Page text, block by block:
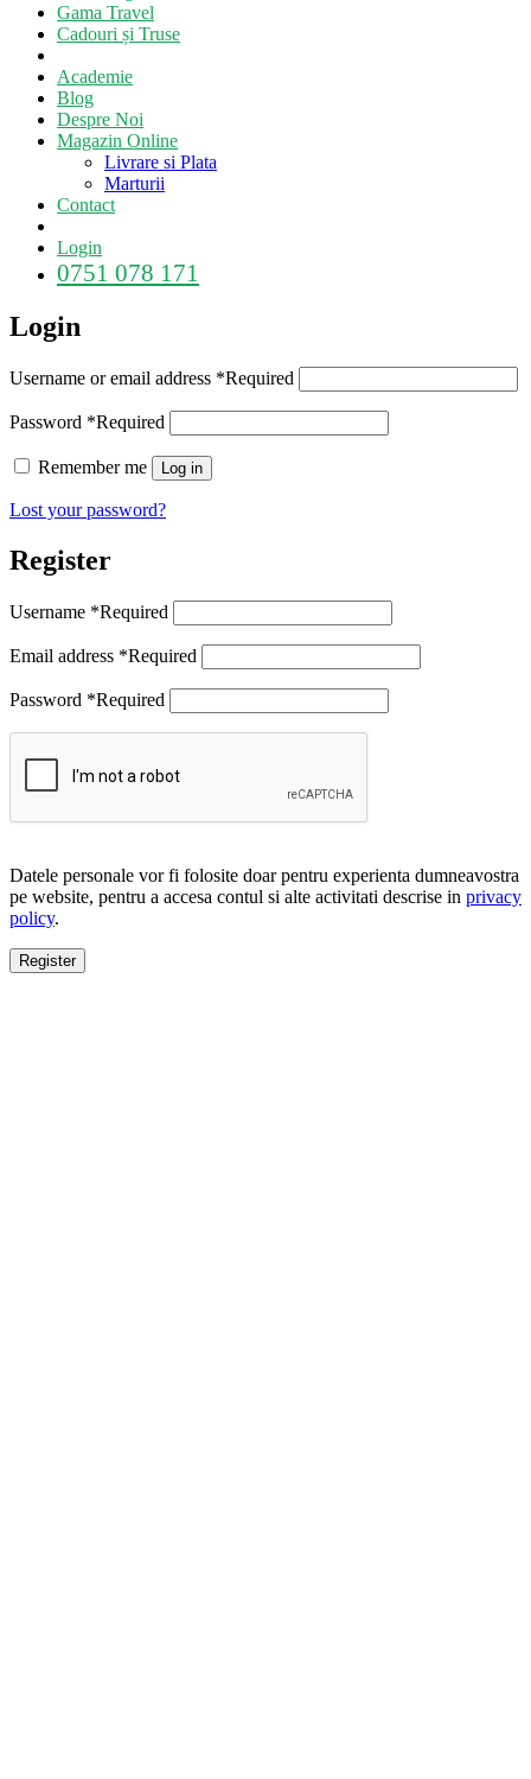
Gama Travel
Cadouri și Truse
Academie
Blog
Despre Noi
Magazin Online
Livrare si Plata
Marturii
Contact
Login
0751 078 171
Login
Username or email address *Required
Password *Required
Remember me Log in
Lost your password?
Register
Username *Required
Email address *Required
Password *Required
Datele personale vor fi folosite doar pentru experienta dumneavostra
pe website, pentru a accesa contul si alte activitati descrise in privacy
policy.
Register